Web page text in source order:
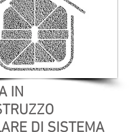
IN
DI SISTEMA